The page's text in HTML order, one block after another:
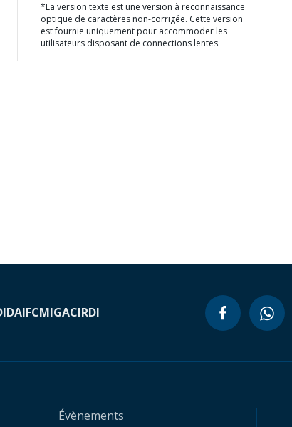
*La version texte est une version à reconnaissance
optique de caractères non-corrigée. Cette version
est fournie uniquement pour accommoder les
utilisateurs disposant de connections lentes.
IDAIFCMIGACIRDI
Évènements